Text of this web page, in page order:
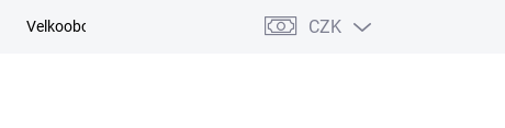
Velkoobchod Výkup CZK